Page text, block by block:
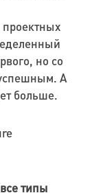
проектных
но со
успешным. А
больше.
типы